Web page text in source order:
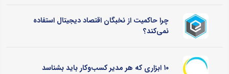
چرا حاکمیت از نخبگان اقتصاد دیجیتال استفاده
نمی‌کند؟
۱۰ ابزاری که هر مدیر کسب‌وکار باید بشناسد